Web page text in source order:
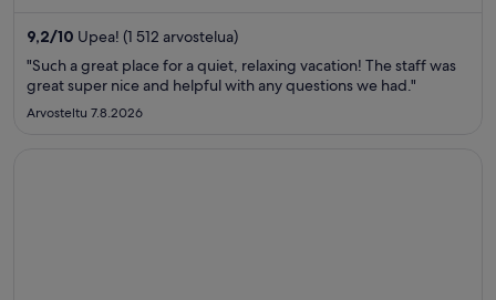
arvosteluissaan. Lähellä sijaitsevat Cabo San Lucasin lahti ja
Médanon ranta, jotka ovat suosittuja nähtävyyksiä.
9,2/10 Upea! (1 512 arvostelua)
"Such a great place for a quiet, relaxing vacation! The staff was
great super nice and helpful with any questions we had."
Arvosteltu 7.8.2026